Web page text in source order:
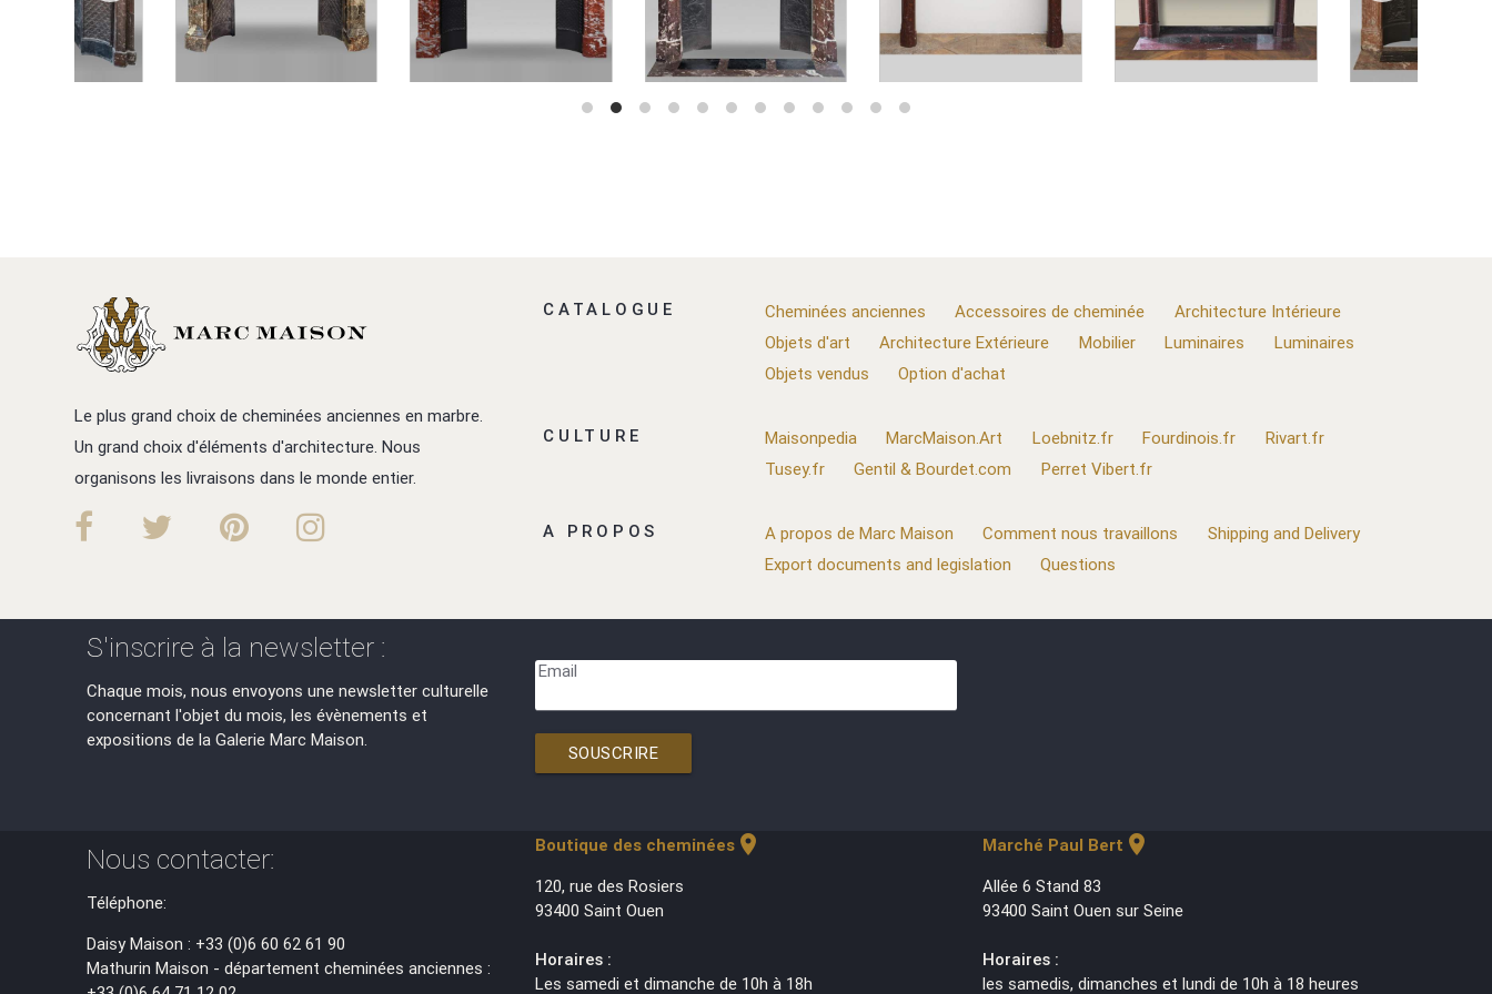
Le plus grand choix de cheminées anciennes en marbre.
Un grand choix d'éléments d'architecture. Nous
organisons les livraisons dans le monde entier.
CATALOGUE Cheminées anciennes Accessoires de cheminée
Architecture Intérieure
Objets d'art
Architecture Extérieure Mobilier Luminaires
Luminaires
Objets vendus
Option d'achat
CULTURE Maisonpedia MarcMaison.Art Loebnitz.fr Fourdinois.fr
Rivart.fr
Tusey.fr
Gentil & Bourdet.com Perret Vibert.fr
A PROPOS A propos de Marc Maison Comment nous travaillons
Shipping and Delivery
Export documents and legislation
Questions
S'inscrire à la newsletter :
Chaque mois, nous envoyons une newsletter culturelle
concernant l'objet du mois, les évènements et
expositions de la Galerie Marc Maison.
Email
SOUSCRIRE
Nous contacter:
Téléphone:
Daisy Maison : +33 (0)6 60 62 61 90
Mathurin Maison - département cheminées anciennes :
Boutique des cheminéeslocation_on
120, rue des Rosiers
93400 Saint Ouen
Horaires :
Les samedi et dimanche de 10h à 18h
Marché Paul Bert location_on
Allée 6 Stand 83
93400 Saint Ouen sur Seine
Horaires :
les samedis, dimanches et lundi de 10h à 18 heures